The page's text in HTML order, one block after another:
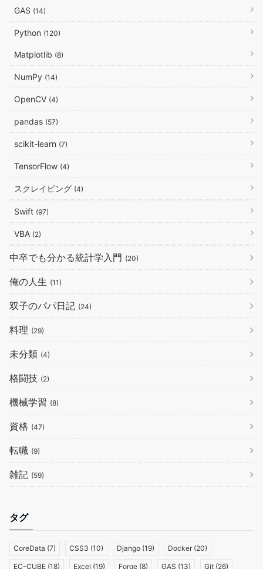
GAS (14)
Python (120)
Matplotlib (8)
NumPy (14)
OpenCV (4)
pandas (57)
scikit-learn (7)
TensorFlow (4)
スクレイピング (4)
Swift (97)
VBA (2)
中卒でも分かる統計学入門 (20)
俺の人生 (11)
双子のパパ日記 (24)
料理 (29)
未分類 (4)
格闘技 (2)
機械学習 (8)
資格 (47)
転職 (9)
雑記 (59)
タグ
CoreData (7) CSS3 (10) Django (19) Docker(20)
EC-CUBE (18) Excel (19) Forge (8) GAS (13) Git (26)